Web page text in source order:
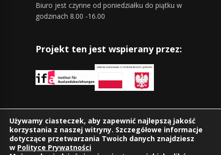
Biuro jest czynne od poniedziałku do piątku w
godzinach 8.00 -16.00
Projekt ten jest wspierany przez:
Znajdziesz nas również na:
Używamy ciasteczek, aby zapewnić najlepszą jakość
korzystania z naszej witryny. Szczegółowe informacje
dotyczące przetwarzania Twoich danych znajdziesz
w Polityce Prywatności